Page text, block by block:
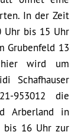
In der Zeit
Uhr bis 15 Uhr
Grubenfeld 13
hier wird um
Schafhauser
953012 die
Arberland in
bis 16 Uhr zur